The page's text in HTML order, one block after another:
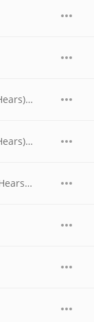
Para o mundo ouvir (Until The Whole World Hears) (Ao vivo)
Para o mundo ouvir (Until The Whole World Hears) (Playback (Ao vivo))
Para o Mundo Ouvir (Until The Whole World Hears) [Ao Vivo]